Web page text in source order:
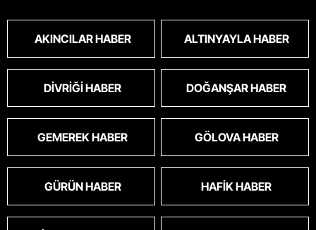
AKINCILAR HABER ALTINYAYLA HABER
DIVRIĞI HABER DOĞANŞAR HABER
GEMEREK HABER GÖLOVA HABER
GÜRÜN HABER HAFIK HABER